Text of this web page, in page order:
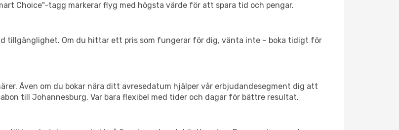
Choice"-tagg markerar flyg med högsta värde för att spara tid och pengar.
tillgänglighet. Om du hittar ett pris som fungerar för dig, vänta inte – boka tidigt för
Även om du bokar nära ditt avresedatum hjälper vår erbjudandesegment dig att
till Johannesburg. Var bara flexibel med tider och dagar för bättre resultat.